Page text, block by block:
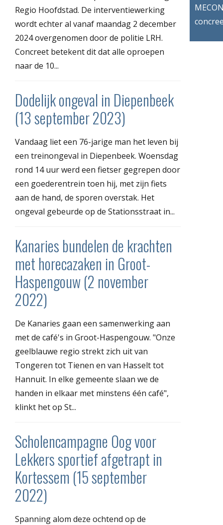
Regio Hoofdstad. De interventiewerking
wordt echter al vanaf maandag 2 december
2024 overgenomen door de politie LRH.
Concreet betekent dit dat alle oproepen
naar de 10...
Dodelijk ongeval in Diepenbeek
(13 september 2023)
Vandaag liet een 76-jarige man het leven bij
een treinongeval in Diepenbeek. Woensdag
rond 14 uur werd een fietser gegrepen door
een goederentrein toen hij, met zijn fiets
aan de hand, de sporen overstak. Het
ongeval gebeurde op de Stationsstraat in...
Kanaries bundelen de krachten
met horecazaken in Groot-
Haspengouw (2 november
2022)
De Kanaries gaan een samenwerking aan
met de café's in Groot-Haspengouw. "Onze
geelblauwe regio strekt zich uit van
Tongeren tot Tienen en van Hasselt tot
Hannuit. In elke gemeente slaan we de
handen in elkaar met minstens één café",
klinkt het op St...
Scholencampagne Oog voor
Lekkers sportief afgetrapt in
Kortessem (15 september
2022)
Spanning alom deze ochtend op de